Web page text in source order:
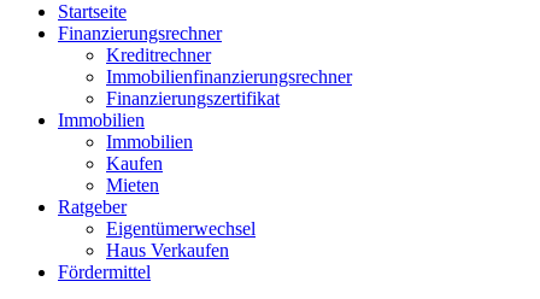
Startseite
Finanzierungsrechner
Kreditrechner
Immobilienfinanzierungsrechner
Finanzierungszertifikat
Immobilien
Immobilien
Kaufen
Mieten
Ratgeber
Eigentümerwechsel
Haus Verkaufen
Fördermittel